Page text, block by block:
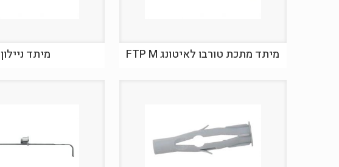
מיתד מתכת טורבו לאיטונג FTP M מיתד ניילון S